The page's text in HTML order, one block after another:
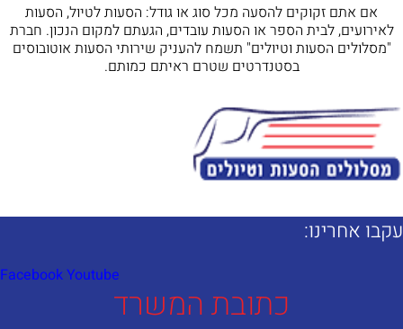
אם אתם זקוקים להסעה מכל סוג או גודל: הסעות לטיול, הסעות
לאירועים, לבית הספר או הסעות עובדים, הגעתם למקום הנכון. חברת
"מסלולים הסעות וטיולים" תשמח להעניק שירותי הסעות אוטובוסים
בסטנדרטים שטרם ראיתם כמותם.
אחרינו:​
FacebookYoutube
כתובת המשרד